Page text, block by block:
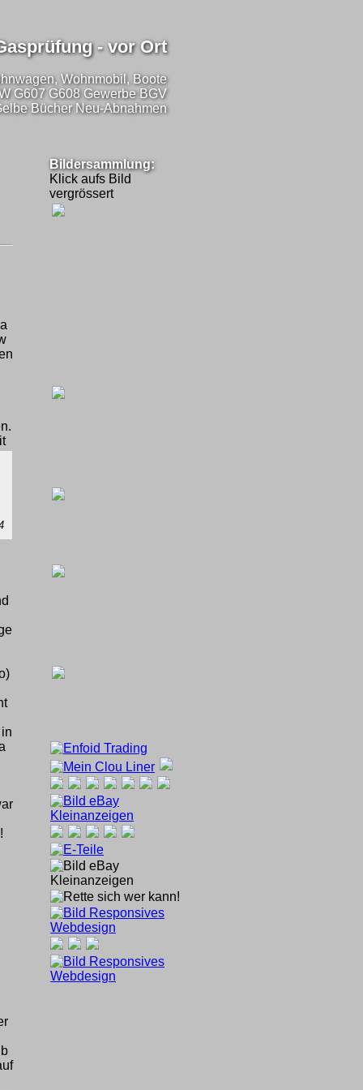
- vor Ort
Wohnmobil, Boote
G607 G608 Gewerbe BGV
Bücher Neu-Abnahmen
Bildersammlung:
Klick aufs Bild
vergrössert